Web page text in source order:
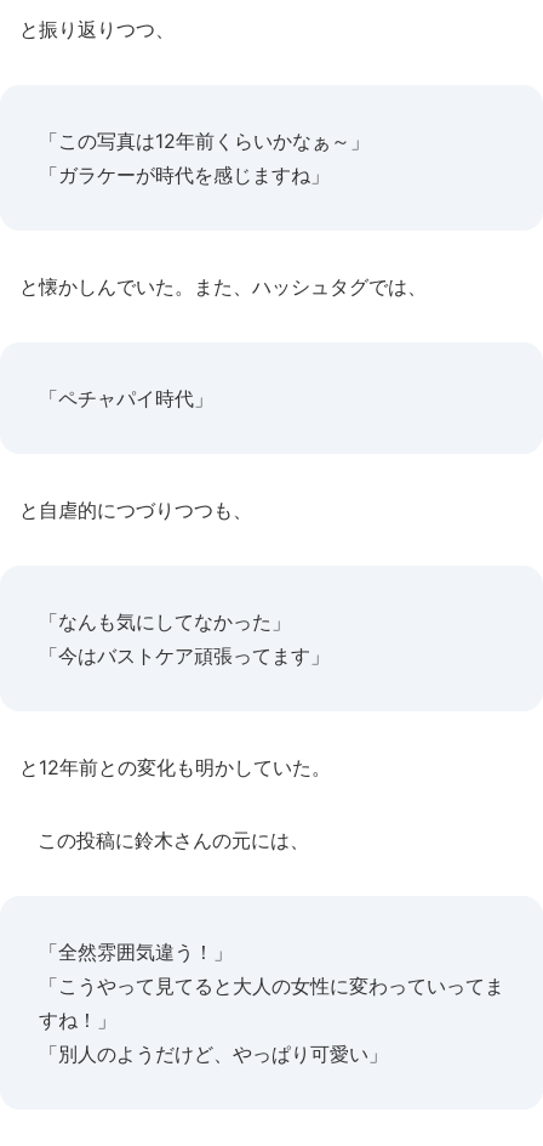
と振り返りつつ、
「この写真は12年前くらいかなぁ～」
「ガラケーが時代を感じますね」
と懐かしんでいた。また、ハッシュタグでは、
「ペチャパイ時代」
と自虐的につづりつつも、
「なんも気にしてなかった」
「今はバストケア頑張ってます」
と12年前との変化も明かしていた。
この投稿に鈴木さんの元には、
「全然雰囲気違う！」
「こうやって見てると大人の女性に変わっていってま
すね！」
「別人のようだけど、やっぱり可愛い」